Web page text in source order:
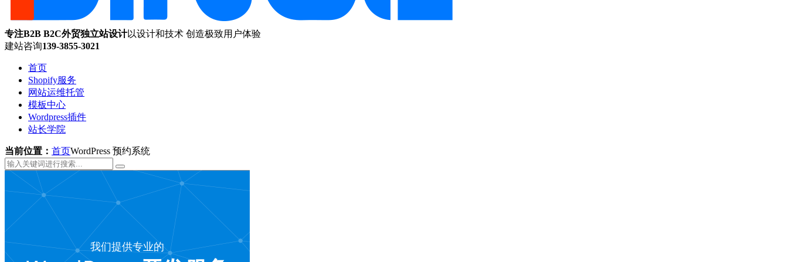
专注B2B B2C外贸独立站设计以设计和技术 创造极致用户体验
建站咨询139-3855-3021
首页
Shopify服务
网站运维托管
模板中心
Wordpress插件
站长学院
当前位置： 首页WordPress 预约系统